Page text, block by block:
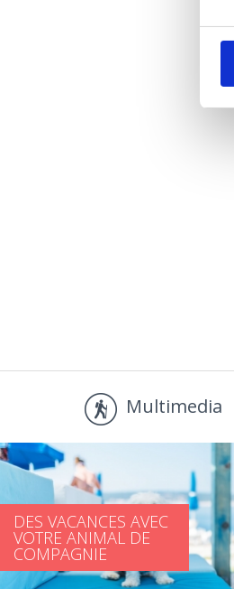
Multimedia
DES VACANCES AVEC
VOTRE ANIMAL DE
COMPAGNIE